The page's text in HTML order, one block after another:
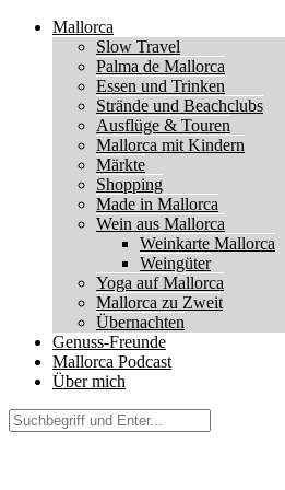
Mallorca
Slow Travel
Palma de Mallorca
Essen und Trinken
Strände und Beachclubs
Ausflüge & Touren
Mallorca mit Kindern
Märkte
Shopping
Made in Mallorca
Wein aus Mallorca
Weinkarte Mallorca
Weingüter
Yoga auf Mallorca
Mallorca zu Zweit
Übernachten
Genuss-Freunde
Mallorca Podcast
Über mich